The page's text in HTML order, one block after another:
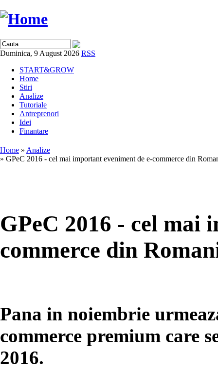
Duminica, 9 August 2026 RSS
START&GROW
Home
Stiri
Analize
Tutoriale
Antreprenori
Idei
Finantare
Home » Analize
» GPeC 2016 - cel mai important eveniment de e-commerce din
GPeC 2016 - cel mai
commerce din
Pana in noiembrie
commerce premium care
2016.